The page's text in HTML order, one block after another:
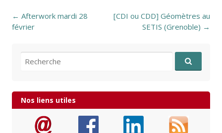
Post navigation
← Afterwork mardi 28
février
[CDI ou CDD] Géomètres au
SETIS (Grenoble) →
Recherche pour:
Nos liens utiles